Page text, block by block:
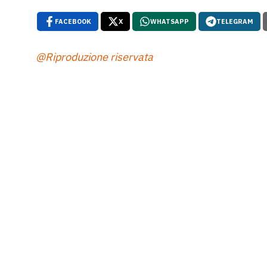
FACEBOOK X WHATSAPP TELEGRAM
@Riproduzione riservata